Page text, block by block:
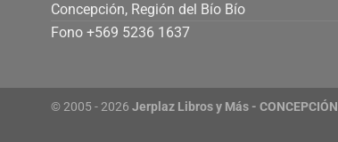
Concepción, Región del Bío Bío
Fono +569 5236 1637
© 2005 - 2026 Jerplaz Libros y Más - CONCEPCIÓN